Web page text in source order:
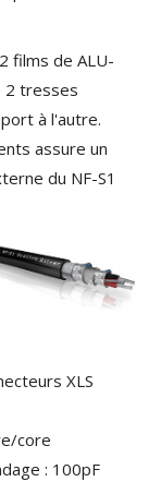
films de ALU-
2 tresses
à l'autre.
assure un
du NF-S1
XLS
core
: 100pF